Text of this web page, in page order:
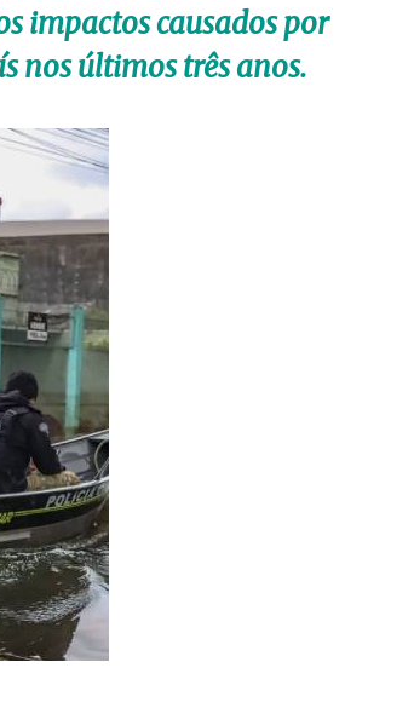
impactos causados por
nos últimos três anos.